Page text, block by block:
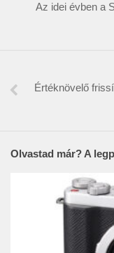
Az idei évben a
Értéknövelő
Olvastad már? A